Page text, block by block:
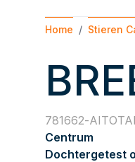
Home Stieren
781662
Centrum
Dochtergetest